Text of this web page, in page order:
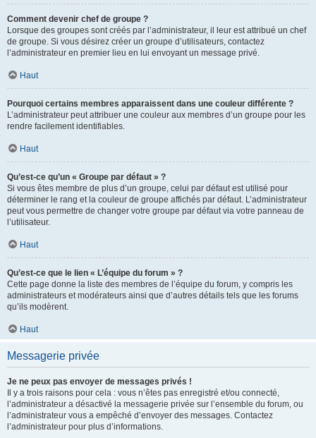
Comment devenir chef de groupe ?
Lorsque des groupes sont créés par l’administrateur, il leur est attribué un chef
de groupe. Si vous désirez créer un groupe d’utilisateurs, contactez
l’administrateur en premier lieu en lui envoyant un message privé.
Haut
Pourquoi certains membres apparaissent dans une couleur différente ?
L’administrateur peut attribuer une couleur aux membres d’un groupe pour les
rendre facilement identifiables.
Haut
Qu’est-ce qu’un « Groupe par défaut » ?
Si vous êtes membre de plus d’un groupe, celui par défaut est utilisé pour
déterminer le rang et la couleur de groupe affichés par défaut. L’administrateur
peut vous permettre de changer votre groupe par défaut via votre panneau de
l’utilisateur.
Haut
Qu’est-ce que le lien « L’équipe du forum » ?
Cette page donne la liste des membres de l’équipe du forum, y compris les
administrateurs et modérateurs ainsi que d’autres détails tels que les forums
qu’ils modèrent.
Haut
Messagerie privée
Je ne peux pas envoyer de messages privés !
Il y a trois raisons pour cela : vous n’êtes pas enregistré et/ou connecté,
l’administrateur a désactivé la messagerie privée sur l’ensemble du forum, ou
l’administrateur vous a empêché d’envoyer des messages. Contactez
l’administrateur pour plus d’informations.